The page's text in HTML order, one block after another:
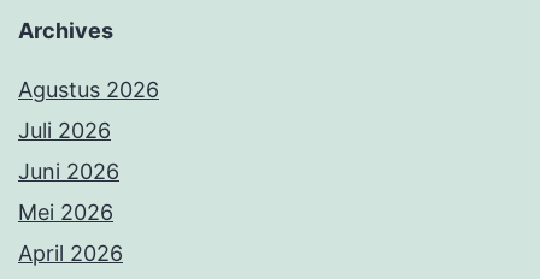
Archives
Agustus 2026
Juli 2026
Juni 2026
Mei 2026
April 2026